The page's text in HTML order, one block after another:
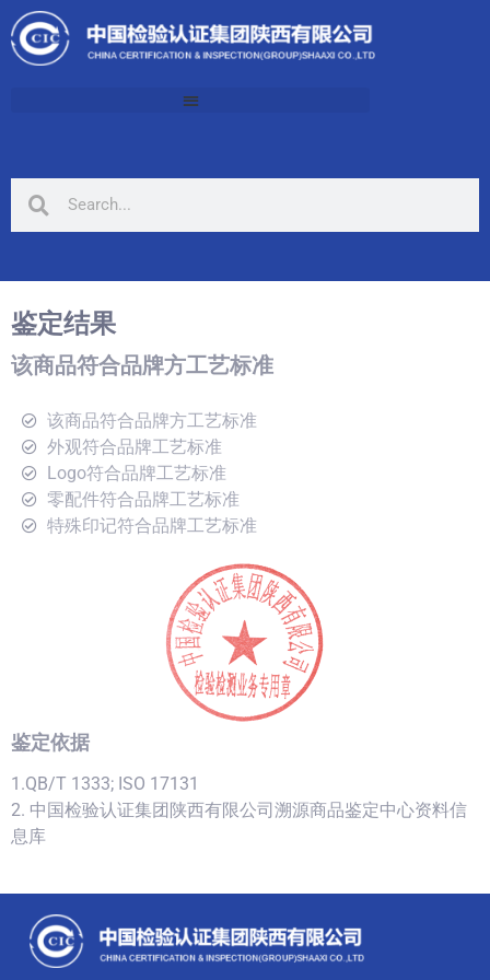
鉴定结果
该商品符合品牌方工艺标准
该商品符合品牌方工艺标准
外观符合品牌工艺标准
Logo符合品牌工艺标准
零配件符合品牌工艺标准
特殊印记符合品牌工艺标准
鉴定依据
1.QB/T 1333; ISO 17131
2. 中国检验认证集团陕西有限公司溯源商品鉴定中心资料信
息库